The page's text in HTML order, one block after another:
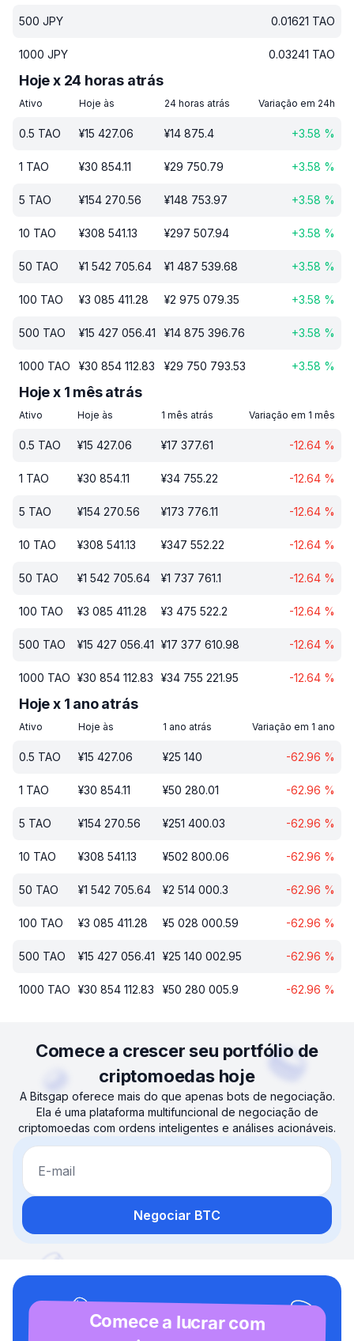
500 JPY 0.01621 TAO
1000 JPY 0.03241 TAO
Hoje x 24 horas atrás
Ativo Hoje às 24 horas atrás Variação em 24h
0.5 TAO ¥15 427.06 ¥14 875.4 +3.58 %
1 TAO ¥30 854.11 ¥29 750.79 +3.58 %
5 TAO ¥154 270.56 ¥148 753.97 +3.58 %
10 TAO ¥308 541.13 ¥297 507.94 +3.58 %
50 TAO ¥1 542 705.64 ¥1 487 539.68 +3.58 %
100 TAO ¥3 085 411.28 ¥2 975 079.35 +3.58 %
500 TAO ¥15 427 056.41 ¥14 875 396.76 +3.58 %
1000 TAO ¥30 854 112.83 ¥29 750 793.53 +3.58 %
Hoje x 1 mês atrás
Ativo Hoje às 1 mês atrás Variação em 1 mês
0.5 TAO ¥15 427.06 ¥17 377.61 -12.64 %
1 TAO ¥30 854.11 ¥34 755.22 -12.64 %
5 TAO ¥154 270.56 ¥173 776.11 -12.64 %
10 TAO ¥308 541.13 ¥347 552.22 -12.64 %
50 TAO ¥1 542 705.64 ¥1 737 761.1 -12.64 %
100 TAO ¥3 085 411.28 ¥3 475 522.2 -12.64 %
500 TAO ¥15 427 056.41 ¥17 377 610.98 -12.64 %
1000 TAO ¥30 854 112.83 ¥34 755 221.95 -12.64 %
Hoje x 1 ano atrás
Ativo Hoje às 1 ano atrás Variação em 1 ano
0.5 TAO ¥15 427.06 ¥25 140 -62.96 %
1 TAO ¥30 854.11 ¥50 280.01 -62.96 %
5 TAO ¥154 270.56 ¥251 400.03 -62.96 %
10 TAO ¥308 541.13 ¥502 800.06 -62.96 %
50 TAO ¥1 542 705.64 ¥2 514 000.3 -62.96 %
100 TAO ¥3 085 411.28 ¥5 028 000.59 -62.96 %
500 TAO ¥15 427 056.41 ¥25 140 002.95 -62.96 %
1000 TAO ¥30 854 112.83 ¥50 280 005.9 -62.96 %
Comece a crescer seu portfólio de
criptomoedas hoje
A Bitsgap oferece mais do que apenas bots de negociação.
Ela é uma plataforma multifuncional de negociação de
criptomoedas com ordens inteligentes e análises acionáveis.
E-mail
Negociar BTC
Comece a lucrar com